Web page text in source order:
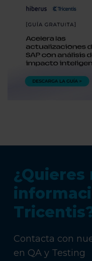
¿Quieres
Contacta con
en QA y Testing